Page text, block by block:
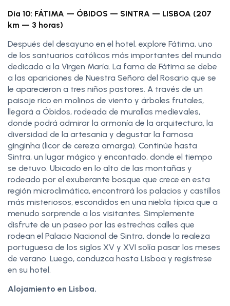
Día 10: FÁTIMA — ÓBIDOS — SINTRA — LISBOA (207
km — 3 horas)
Después del desayuno en el hotel, explore Fátima, uno
de los santuarios católicos más importantes del mundo
dedicado a la Virgen María. La fama de Fátima se debe
a las apariciones de Nuestra Señora del Rosario que se
le aparecieron a tres niños pastores. A través de un
paisaje rico en molinos de viento y árboles frutales,
llegará a Óbidos, rodeada de murallas medievales,
donde podrá admirar la armonía de la arquitectura, la
diversidad de la artesanía y degustar la famosa
ginginha (licor de cereza amarga). Continúe hasta
Sintra, un lugar mágico y encantado, donde el tiempo
se detuvo. Ubicado en lo alto de las montañas y
rodeado por el exuberante bosque que crece en esta
región microclimática, encontrará los palacios y castillos
más misteriosos, escondidos en una niebla típica que a
menudo sorprende a los visitantes. Simplemente
disfrute de un paseo por las estrechas calles que
rodean el Palacio Nacional de Sintra, donde la realeza
portuguesa de los siglos XV y XVI solía pasar los meses
de verano. Luego, conduzca hasta Lisboa y regístrese
en su hotel.
Alojamiento en Lisboa.